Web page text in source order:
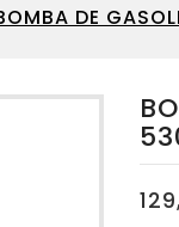
DE